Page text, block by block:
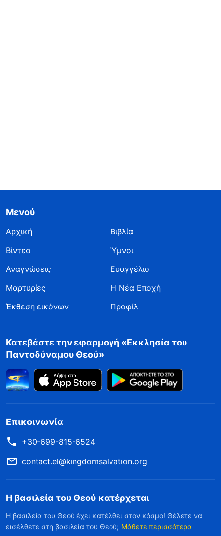
Μενού
Αρχική
Βιβλία
Βίντεο
Ύμνοι
Αναγνώσεις
Ευαγγέλιο
Μαρτυρίες
Η Νέα Εποχή
Έκθεση εικόνων
Προφίλ
Κατεβάστε την εφαρμογή «Εκκλησία του
Παντοδύναμου Θεού»
Επικοινωνία
+30-699-815-6524
contact.el@kingdomsalvation.org
Η βασιλεία του Θεού κατέρχεται
Η βασιλεία του Θεού έχει κατέλθει στον κόσμο! Θέλετε να
εισέλθετε στη βασιλεία του Θεού; Μάθετε περισσότερα